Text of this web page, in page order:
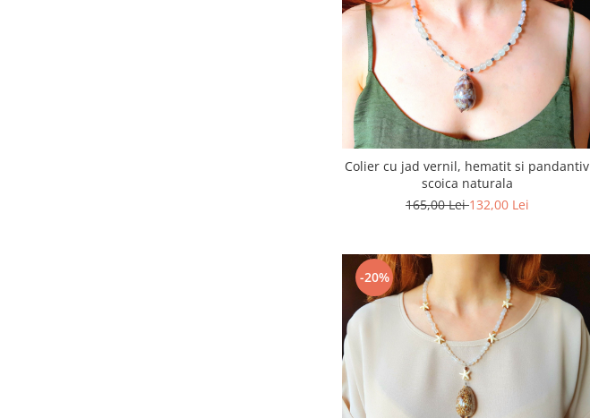
Colier cu jad vernil, hematit si pandantiv
scoica naturala
165,00 Lei132,00 Lei
-20%